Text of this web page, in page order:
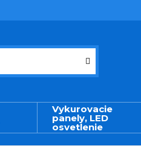
Vykurovacie
panely, LED
osvetlenie